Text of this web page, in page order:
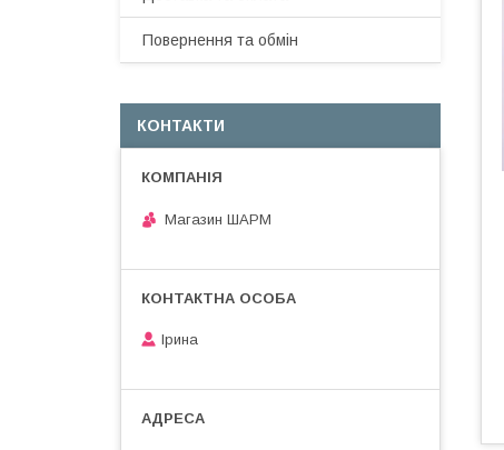
Повернення та обмін
КОНТАКТИ
Магазин ШАРМ
Ірина